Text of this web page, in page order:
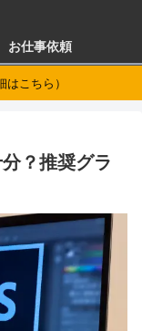
お仕事依頼
こちら）
？推奨グラ